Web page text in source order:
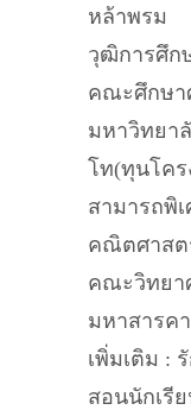
หล้าพรม
วุฒิการศึก
คณะศึกษา
มหาวิทยา
โท(ทุนโคร
สามารถพิ
คณิตศาสต
คณะวิทยา
มหาสารค
เพิ่มเติม :
สอนนักเรี